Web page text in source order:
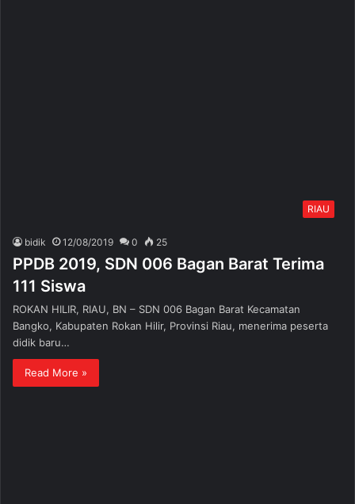
RIAU
bidik 12/08/2019 0 25
PPDB 2019, SDN 006 Bagan Barat Terima
111 Siswa
ROKAN HILIR, RIAU, BN – SDN 006 Bagan Barat Kecamatan
Bangko, Kabupaten Rokan Hilir, Provinsi Riau, menerima peserta
didik baru…
Read More »